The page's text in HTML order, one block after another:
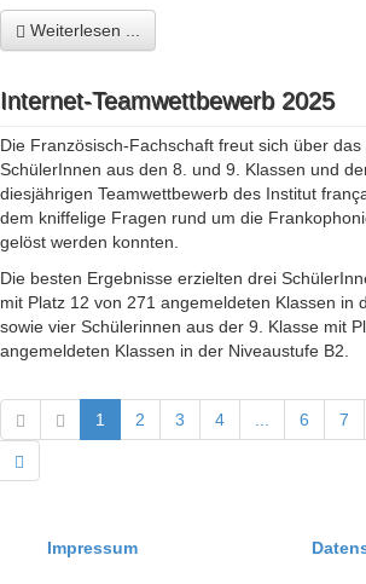
Weiterlesen ...
Internet-Teamwettbewerb 2025
Die Französisch-Fachschaft freut sich über
SchülerInnen aus den 8. und 9. Klassen und
diesjährigen Teamwettbewerb des Institut
dem kniffelige Fragen rund um die
gelöst werden konnten.
Die besten Ergebnisse erzielten drei
mit Platz 12 von 271 angemeldeten Klassen in
sowie vier Schülerinnen aus der 9. Klasse mit
angemeldeten Klassen in der Niveaustufe B2.
1 2 3 4 6 7
Impressum